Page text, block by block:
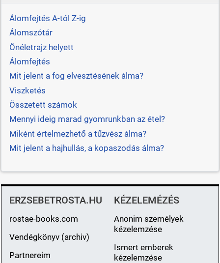
Álomfejtés A-tól Z-ig
Álomszótár
Önéletrajz helyett
Álomfejtés
Mit jelent a fog elvesztésének álma?
Viszketés
Összetett számok
Mennyi ideig marad gyomrunkban az étel?
Miként értelmezhető a tűzvész álma?
Mit jelent a hajhullás, a kopaszodás álma?
ERZSEBETROSTA.HU
rostae-books.com
Vendégkönyv (archiv)
Partnereim
KÉZELEMÉZÉS
Anonim személyek
kézelemzése
Ismert emberek
kézelemzése